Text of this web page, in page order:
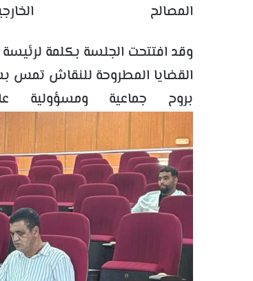
المصالح
وقد افتتحت الجلسة بكلمة
القضايا المطروحة للنقاش تمس
بروح جماعية ومسؤولية